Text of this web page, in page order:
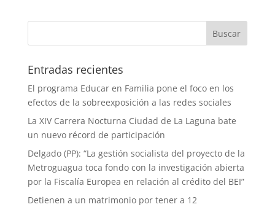
Entradas recientes
El programa Educar en Familia pone el foco en los
efectos de la sobreexposición a las redes sociales
La XIV Carrera Nocturna Ciudad de La Laguna bate
un nuevo récord de participación
Delgado (PP): “La gestión socialista del proyecto de la
Metroguagua toca fondo con la investigación abierta
por la Fiscalía Europea en relación al crédito del BEI”
Detienen a un matrimonio por tener a 12